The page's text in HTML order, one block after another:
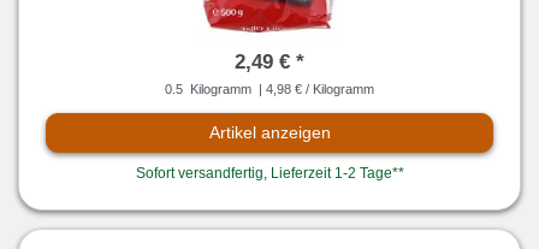
2,49 € *
0.5 Kilogramm | 4,98 € / Kilogramm
Artikel anzeigen
Sofort versandfertig, Lieferzeit 1-2 Tage**